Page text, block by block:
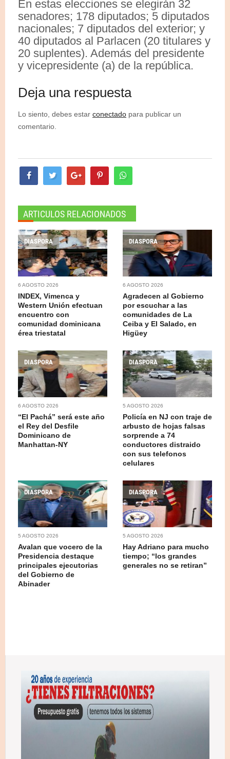
En estas elecciones se elegirán 32
senadores; 178 diputados; 5 diputados
nacionales; 7 diputados del exterior; y
40 diputados al Parlacen (20 titulares y
20 suplentes). Además del presidente
y vicepresidente (a) de la república.
Deja una respuesta
Lo siento, debes estar conectado para publicar un
comentario.
ARTICULOS RELACIONADOS
DIASPORA
6 AGOSTO 2026
INDEX, Vimenca y
Western Unión efectuan
encuentro con
comunidad dominicana
érea triestatal
DIASPORA
6 AGOSTO 2026
Agradecen al Gobierno
por escuchar a las
comunidades de La
Ceiba y El Salado, en
Higüey
DIASPORA
6 AGOSTO 2026
“El Pachá” será este año
el Rey del Desfile
Dominicano de
Manhattan-NY
DIASPORA
5 AGOSTO 2026
Policía en NJ con traje de
arbusto de hojas falsas
sorprende a 74
conductores distraido
con sus telefonos
celulares
DIASPORA
5 AGOSTO 2026
Avalan que vocero de la
Presidencia destaque
principales ejecutorias
del Gobierno de
Abinader
DIASPORA
5 AGOSTO 2026
Hay Adriano para mucho
tiempo; “los grandes
generales no se retiran”